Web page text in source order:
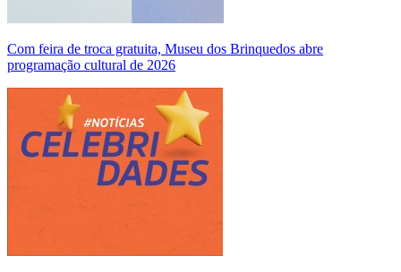
Com feira de troca gratuita, Museu dos Brinquedos abre
programação cultural de 2026